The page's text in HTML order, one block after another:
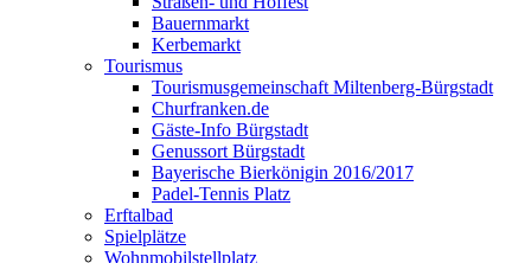
Bauernmarkt
Kerbemarkt
Tourismus
Tourismusgemeinschaft Miltenberg-Bürgstadt
Churfranken.de
Gäste-Info Bürgstadt
Genussort Bürgstadt
Bayerische Bierkönigin 2016/2017
Padel-Tennis Platz
Erftalbad
Spielplätze
Wohnmobilstellplatz